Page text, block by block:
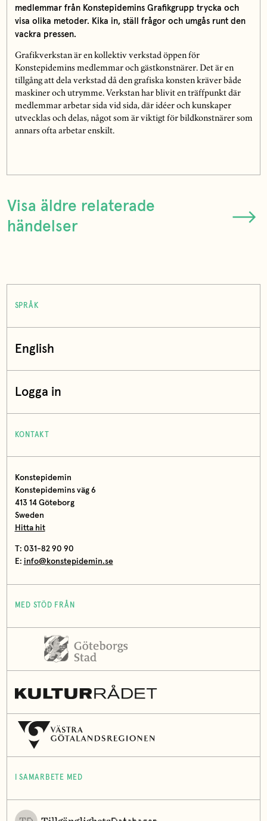
medlemmar från Konstepidemins Grafikgrupp trycka och
visa olika metoder. Kika in, ställ frågor och umgås runt den
vackra pressen.
Grafikverkstan är en kollektiv verkstad öppen för
Konstepidemins medlemmar och gästkonstnärer. Det är en
tillgång att dela verkstad då den grafiska konsten kräver både
maskiner och utrymme. Verkstan har blivit en träffpunkt där
medlemmar arbetar sida vid sida, där idéer och kunskaper
utvecklas och delas, något som är viktigt för bildkonstnärer som
annars ofta arbetar enskilt.
Visa äldre relaterade
händelser
SPRÅK
English
Logga in
KONTAKT
Konstepidemin
Konstepidemins väg 6
413 14 Göteborg
Sweden
Hitta hit
T: 031-82 90 90
E: info@konstepidemin.se
MED STÖD FRÅN
I SAMARBETE MED